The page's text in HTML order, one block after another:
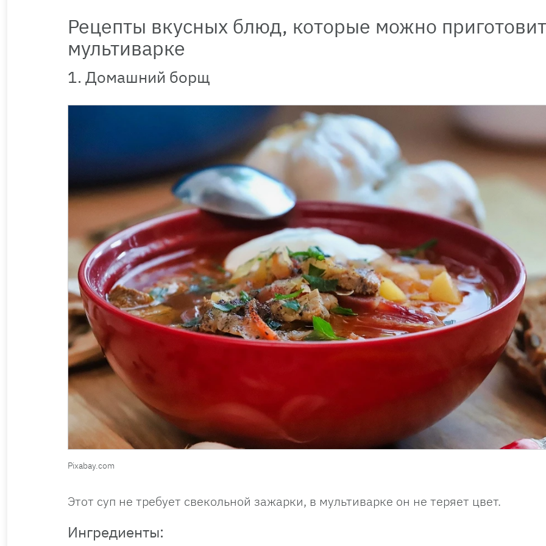
Рецепты вкусных блюд, которые можно
мультиварке
1. Домашний борщ
Pixabay.com
Этот суп не требует свекольной зажарки, в мультиварке он не теряет цвет.
Ингредиенты: